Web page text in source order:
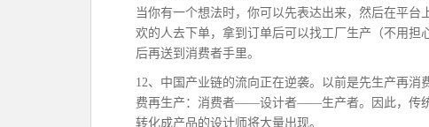
当你有一个想法时，你可以先表达出来，然后在平
欢的人去下单，拿到订单后可以找工厂生产（不用
后再送到消费者手里。
12、中国产业链的流向正在逆袭。以前是先生产
费再生产：消费者——设计者——生产者。因此，传
转化成产品的设计师将大量出现。